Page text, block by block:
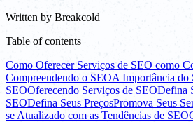
Written by Breakcold
Table of contents
Como Oferecer Serviços de SEO como
Compreendendo o SEOA Importância do
SEOOferecendo Serviços de SEODefina
SEODefina Seus PreçosPromova Seus
se Atualizado com as Tendências de SEO